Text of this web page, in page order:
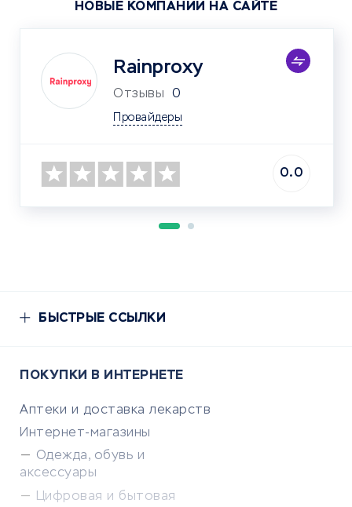
НОВЫЕ КОМПАНИИ НА САЙТЕ
Rainproxy
Отзывы 0
Провайдеры
0.0
БЫСТРЫЕ ССЫЛКИ
ПОКУПКИ В ИНТЕРНЕТЕ
Аптеки и доставка лекарств
Интернет-магазины
Одежда, обувь и
аксессуары
Цифровая и бытовая